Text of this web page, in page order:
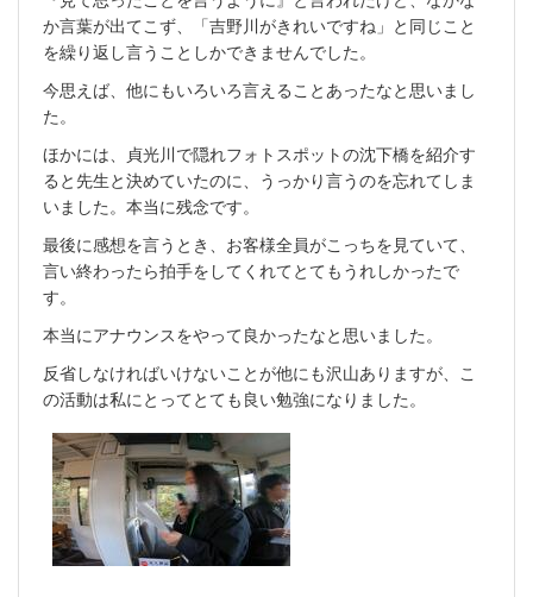
か言葉が出てこず、「吉野川がきれいですね」と同じこと
を繰り返し言うことしかできませんでした。
今思えば、他にもいろいろ言えることあったなと思いまし
た。
ほかには、貞光川で隠れフォトスポットの沈下橋を紹介す
ると先生と決めていたのに、うっかり言うのを忘れてしま
いました。本当に残念です。
最後に感想を言うとき、お客様全員がこっちを見ていて、
言い終わったら拍手をしてくれてとてもうれしかったで
す。
本当にアナウンスをやって良かったなと思いました。
反省しなければいけないことが他にも沢山ありますが、こ
の活動は私にとってとても良い勉強になりました。